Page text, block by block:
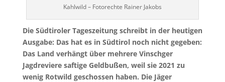
Kahlwild – Fotorechte Rainer Jakobs
Die Südtiroler Tageszeitung schreibt in der heutigen
Ausgabe: Das hat es in Südtirol noch nicht gegeben:
Das Land verhängt über mehrere Vinschger
Jagdreviere saftige Geldbußen, weil sie 2021 zu
wenig Rotwild geschossen haben. Die Jäger